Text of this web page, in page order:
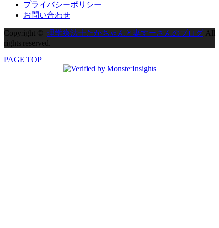
プライバシーポリシー
お問い合わせ
Copyright © 理学療法士たかちゃんと妻すーさんのブログ All
rights reserved.
PAGE TOP